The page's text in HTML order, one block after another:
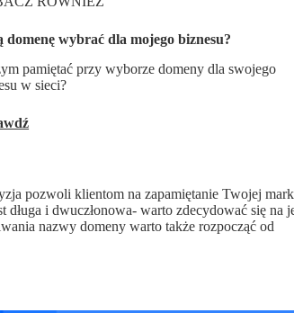
domenę wybrać dla mojego biznesu?
pamiętać przy wyborze domeny dla swojego
w sieci?
pozwoli klientom na zapamiętanie Twojej
i dwuczłonowa- warto zdecydować się na
nazwy domeny warto także rozpocząć od